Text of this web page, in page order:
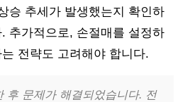
승 추세가 발생했는지 확인하
추가적으로, 손절매를 설정하
전략도 고려해야 합니다.
후 문제가 해결되었습니다. 전